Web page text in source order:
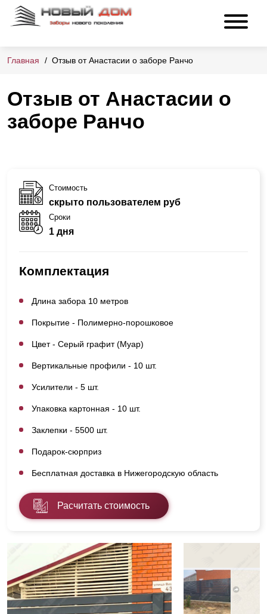
Главная Отзыв от Анастасии о заборе Ранчо
Отзыв от Анастасии о
заборе Ранчо
Стоимость
скрыто пользователем руб
Сроки
1 дня
Комплектация
Длина забора 10 метров
Покрытие - Полимерно-порошковое
Цвет - Серый графит (Муар)
Вертикальные профили - 10 шт.
Усилители - 5 шт.
Упаковка картонная - 10 шт.
Заклепки - 5500 шт.
Подарок-сюрприз
Бесплатная доставка в Нижегородскую область
Расчитать стоимость